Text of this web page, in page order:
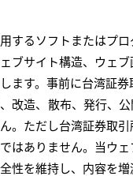
するソフトまたはプ
ブサイト構造、ウェ
ます。事前に台湾証
改造、散布、発行、
。ただし台湾証券取
はありません。当ウ
性を維持し、内容を